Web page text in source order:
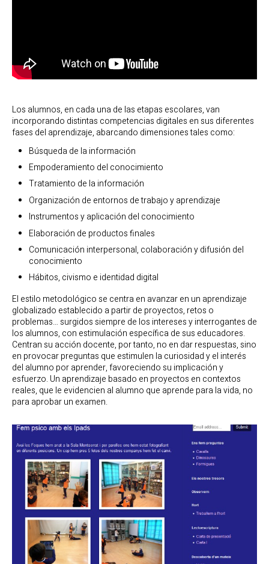
Los alumnos, en cada una de las etapas escolares, van
incorporando distintas competencias digitales en sus diferentes
fases del aprendizaje, abarcando dimensiones tales como:
Búsqueda de la información
Empoderamiento del conocimiento
Tratamiento de la información
Organización de entornos de trabajo y aprendizaje
Instrumentos y aplicación del conocimiento
Elaboración de productos finales
Comunicación interpersonal, colaboración y difusión del
conocimiento
Hábitos, civismo e identidad digital
El estilo metodológico se centra en avanzar en un aprendizaje
globalizado establecido a partir de proyectos, retos o
problemas… surgidos siempre de los intereses y interrogantes de
los alumnos, con estimulación específica de sus educadores.
Centran su acción docente, por tanto, no en dar respuestas, sino
en provocar preguntas que estimulen la curiosidad y el interés
del alumno por aprender, favoreciendo su implicación y
esfuerzo. Un aprendizaje basado en proyectos en contextos
reales, que le evidencien al alumno que aprende para la vida, no
para aprobar un examen.